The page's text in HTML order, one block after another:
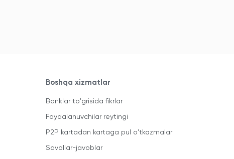
Boshqa xizmatlar
Banklar to'grisida fikrlar
Foydalanuvchilar reytingi
P2P kartadan kartaga pul o'tkazmalar
Savollar-javoblar